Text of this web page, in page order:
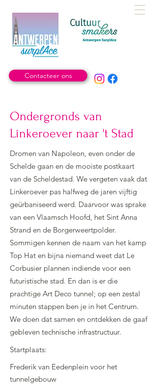
Contacteer ons
Ondergronds van
Linkeroever naar 't Stad
Dromen van Napoleon, even onder de
Schelde gaan en de mooiste postkaart
van de Scheldestad. We vergeten vaak dat
Linkeroever pas halfweg de jaren vijftig
geürbaniseerd werd. Daarvoor was sprake
van een Vlaamsch Hoofd, het Sint Anna
Strand en de Borgerweertpolder.
Sommigen kennen de naam van het kamp
Top Hat en bijna niemand weet dat Le
Corbusier plannen indiende voor een
futuristische stad. En dan is er die
prachtige Art Deco tunnel; op een zestal
minuten stappen ben je in het Centrum.
We doen dat samen en ontdekken de gaaf
gebleven technische infrastructuur.
Startplaats:
Frederik van Eedenplein voor het
tunnelgebouw